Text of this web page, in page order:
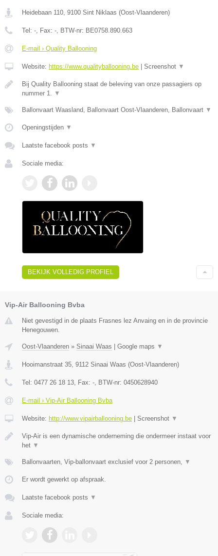
Heidebaan 110, 9100 Sint Niklaas (Oost-Vlaanderen)
Tel: -, Fax: -, BTW-nr: BE0758.890.663
E-mail › Quality Ballooning
Website: https://www.qualityballooning.be Screenshot ▼
Bij Quality Ballooning staat de beleving van onze passagiers op
nummer 1. ▼
Ballonvaart Waasland, Ballonvaart Oost-Vlaanderen, Ballonvaart ▼
Openingstijden ▼
Laatste facebook posts ▼
Sociale media:
BEKIJK VOLLEDIG PROFIEL
Vip-Air Ballooning Bvba
Niet gevestigd in de plaats Frasnes lez Anvaing en in de provincie
Henegouwen.
Oost-Vlaanderen » Sinaai Waas | Google maps ▼
Hooimanstraat 35 9112 Sinaai Waas (Oost-Vlaanderen)
Tel: 0477 26 18 13 , Fax: - , BTW-nr: 0450628940
E-mail › Vip-Air Ballooning Bvba
Website: http://www.vipairballooning.be | Screenshot ▼
Vip-Air is een dynamische onderneming die ondermeer instaat voor
het ▼
Ballonvaarten, Vip-ballonvaart exclusief voor 2 personen, ▼
Er wordt gewerkt op afspraak.
Laatste facebook posts ▼
Sociale media: